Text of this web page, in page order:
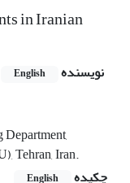
in Iranian
نویسنده English
Tehran, Iran.
چکیده
English